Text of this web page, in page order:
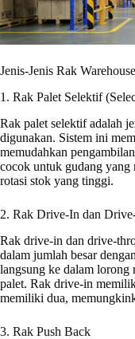
Jenis-Jenis Rak
1. Rak Palet Selektif
Rak palet selektif adalah
digunakan. Sistem ini
memudahkan
cocok untuk gudang yang
rotasi stok yang tinggi.
2. Rak Drive-In dan
Rak drive-in dan drive-
dalam jumlah besar
langsung ke dalam lorong
palet. Rak drive-in
memiliki dua,
3. Rak Push Back